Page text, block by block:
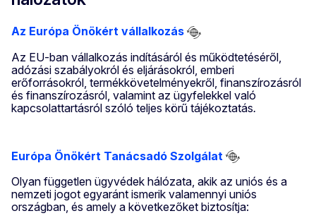
Az Európa Önökért vállalkozás
Az EU-ban vállalkozás indításáról és működtetéséről,
adózási szabályokról és eljárásokról, emberi
erőforrásokról, termékkövetelményekről, finanszírozásról
és finanszírozásról, valamint az ügyfelekkel való
kapcsolattartásról szóló teljes körű tájékoztatás.
Európa Önökért Tanácsadó Szolgálat
Olyan független ügyvédek hálózata, akik az uniós és a
nemzeti jogot egyaránt ismerik valamennyi uniós
országban, és amely a következőket biztosítja: